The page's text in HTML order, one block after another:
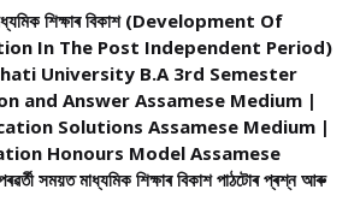
মাধ্যমিক শিক্ষাৰ বিকাশ (Development Of
In The Post Independent Period)
University B.A 3rd Semester
and Answer Assamese Medium |
Solutions Assamese Medium |
Honours Model Assamese
সময়ত মাধ্যমিক শিক্ষাৰ বিকাশ পাঠটোৰ প্ৰশ্ন আৰু